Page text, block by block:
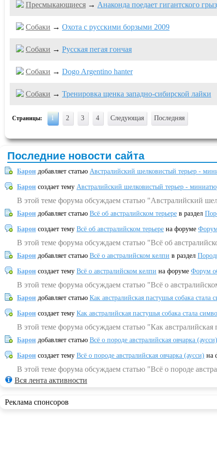
Пресмыкающиеся → Анаконда поедает гигантского
Собаки → Охота с русскими борзыми 2009
Собаки → Русская пегая гончая
Собаки → Dogo Argentino hanter
Собаки → Тренировка щенка западно-сибирской лайки
Страницы: 1 2 3 4 Следующая Последняя
Последние новости сайта
Барон добавляет статью Австралийский шелковистый терьер -
Барон создает тему Австралийский шелковистый терьер -
В этой теме форума обсуждаем статью "Австралийский
Барон добавляет статью Всё об австралийском терьере в раздел
Барон создает тему Всё об австралийском терьере на форуме
В этой теме форума обсуждаем статью "Всё об
Барон добавляет статью Всё о австралийском келпи в раздел
Барон создает тему Всё о австралийском келпи на форуме Форум
В этой теме форума обсуждаем статью "Всё о
Барон добавляет статью Как австралийская пастушья собака
Барон создает тему Как австралийская пастушья собака стала
В этой теме форума обсуждаем статью "Как
Барон добавляет статью Всё о породе австралийская овчарка (аусси)
Барон создает тему Всё о породе австралийская овчарка (аусси) на
В этой теме форума обсуждаем статью "Всё о породе
Вся лента активности
Реклама спонсоров